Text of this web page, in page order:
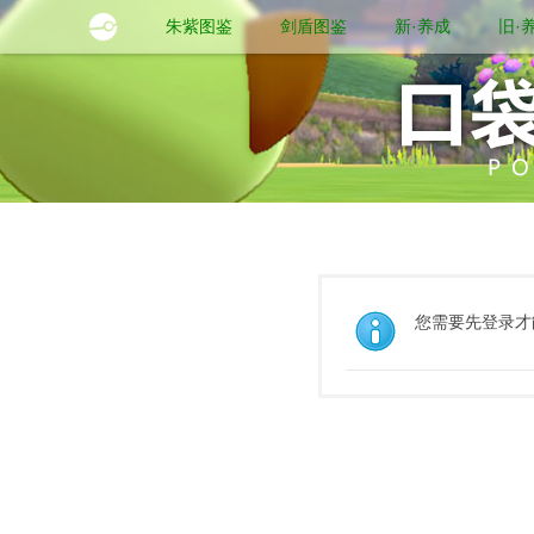
朱紫图鉴 剑盾图鉴 新·养成 旧·
您需要先登录